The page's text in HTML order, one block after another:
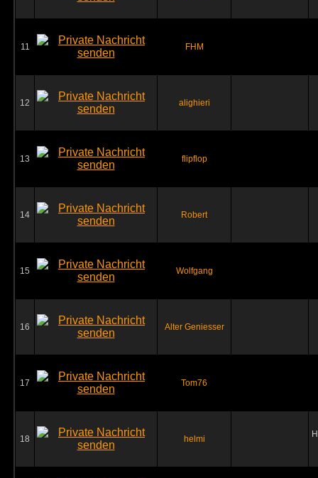
11 FHM
12 alighieri
13 flipflop
14 Robert
15 Wolfgang
16 Alter Geniesser
17 Tom76
18 helmi